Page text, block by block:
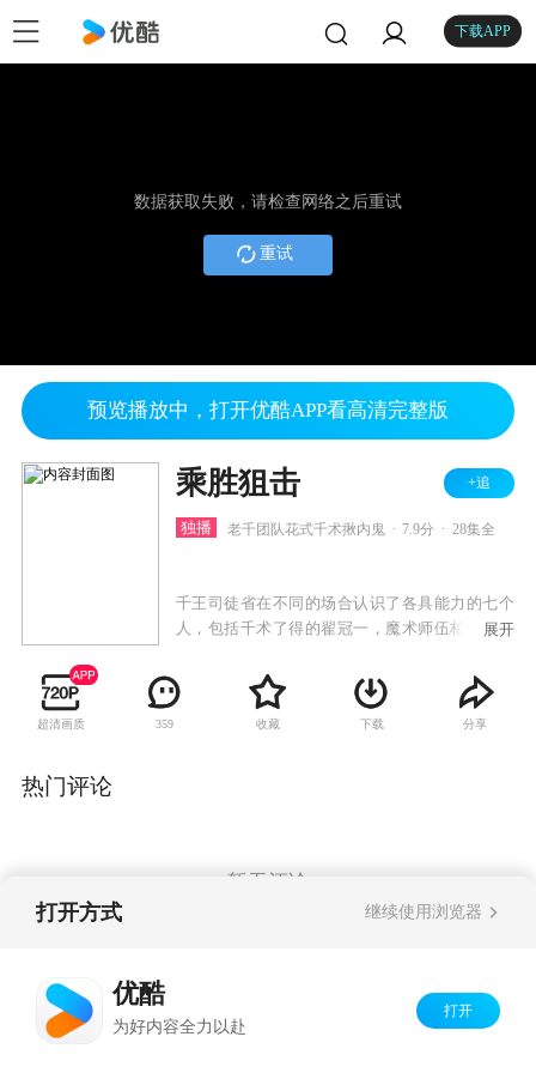
下载APP
数据获取失败，请检查网络之后重试
重试
预览播放中，打开优酷APP看高清完整版
乘胜狙击 +追
独播 老千团队花式千术揪内鬼 7.9分 28集全
千王司徒省在不同的场合认识了各具能力的七个
人，包括千术了得的翟冠一，魔术师伍柏义，雀
峰，老车手李亨以及千脸变身女郎苏丽芬。司徒
省将这七人招揽到自己旗下，组建了一支老千团
队，刚组建不久的老千团队就接到了赌王霍骏升
展开
超清画质 359 收藏 下载 分享
热门评论
暂无评论
打开方式 继续使用浏览器
优酷
为好内容全力以赴
打开